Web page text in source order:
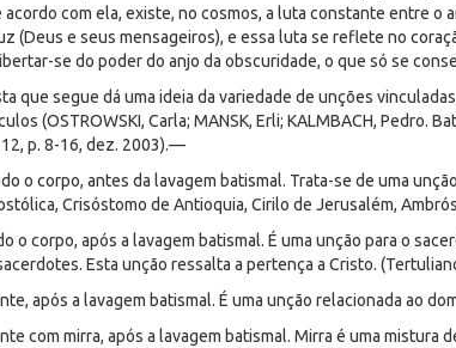
acordo com ela, existe, no cosmos, a luta constante entre o
(Deus e seus mensageiros), e essa luta se reflete no
se do poder do anjo da obscuridade, o que só se
que segue dá uma ideia da variedade de unções
(OSTROWSKI, Carla; MANSK, Erli; KALMBACH, Pedro.
p. 8-16, dez. 2003).—
o corpo, antes da lavagem batismal. Trata-se de uma
Crisóstomo de Antioquia, Cirilo de Jerusalém,
o corpo, após a lavagem batismal. É uma unção para o
Esta unção ressalta a pertença a Cristo.
após a lavagem batismal. É uma unção relacionada ao
com mirra, após a lavagem batismal. Mirra é uma mistura